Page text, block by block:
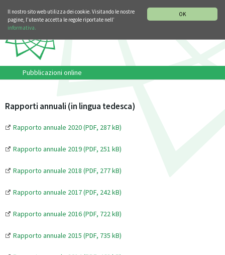
OK
Il nostro sito web utilizza dei cookie. Visitando le nostre
pagine, l’utente accetta le regole riportate nell’
informativa.
Pubblicazioni online
Rapporti annuali (in lingua tedesca)
Rapporto annuale 2020 (PDF, 287 kB)
Rapporto annuale 2019 (PDF, 251 kB)
Rapporto annuale 2018 (PDF, 277 kB)
Rapporto annuale 2017 (PDF, 242 kB)
Rapporto annuale 2016 (PDF, 722 kB)
Rapporto annuale 2015 (PDF, 735 kB)